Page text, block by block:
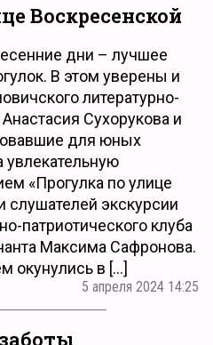
Воскресенской
дни – лучшее
В этом уверены и
литературно-
Сухорукова и
для юных
увлекательную
«Прогулка по улице
слушателей экскурсии
патриотического клуба
Максима Сафронова.
окунулись в […]
5 апреля 2024 14:25